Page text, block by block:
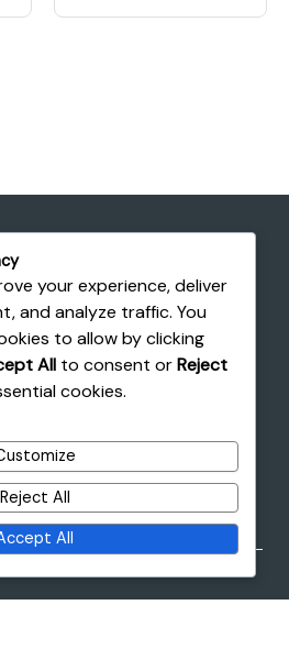
Anasayfa
İletişim
Platform
Tarım Teknolojileri
your experience, deliver
and analyze traffic. You
to allow by clicking
All to consent orReject
cookies.
Reject All
All